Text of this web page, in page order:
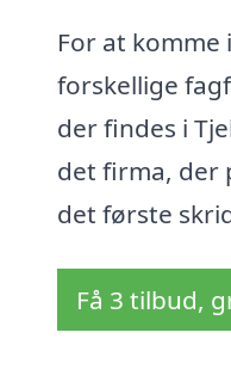
For at
forskellige
der findes i
det firma, der
det første
Få 3 tilbud,